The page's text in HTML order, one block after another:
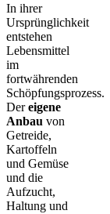
In ihrer
Ursprünglichkeit
entstehen
Lebensmittel
im
fortwährenden
Schöpfungsprozess.
Dereigene
Anbau von
Getreide,
Kartoffeln
und Gemüse
und die
Aufzucht,
Haltung und